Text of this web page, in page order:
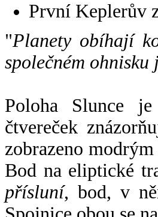
První Keplerův
"Planety obíhají
společném ohnisku
Poloha Slunce
čtvereček
zobrazeno
Bod na eliptické
přísluní, bod, v